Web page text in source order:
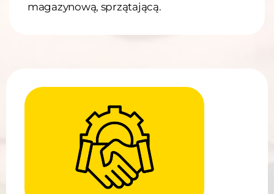
magazynową, sprzątającą.